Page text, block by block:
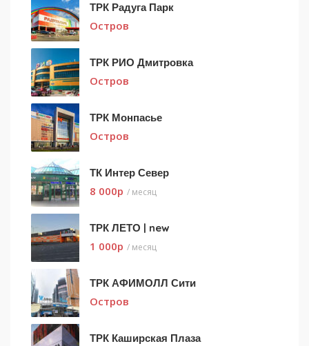
ТРК Радуга Парк
Остров
ТРК РИО Дмитровка
Остров
ТРК Монпасье
Остров
ТК Интер Север
8 000p / месяц
ТРК ЛЕТО | new
1 000p / месяц
ТРК АФИМОЛЛ Сити
Остров
ТРК Каширская Плаза